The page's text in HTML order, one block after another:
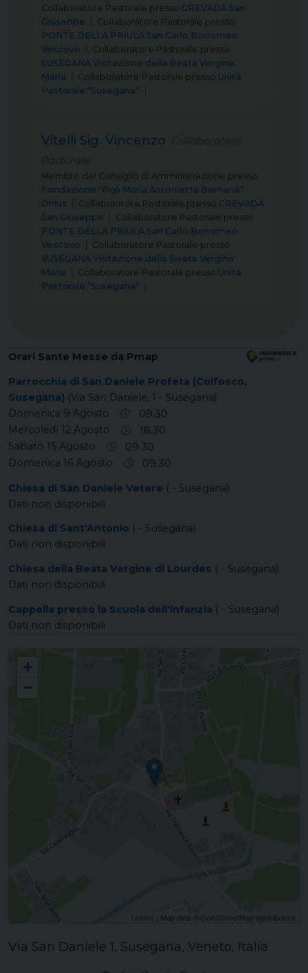
Collaboratore Pastorale presso CREVADA San
Giuseppe
Collaboratore Pastorale presso
PONTE DELLA PRIULA San Carlo Borromeo
Vescovo
Collaboratore Pastorale presso
SUSEGANA Visitazione della Beata Vergine
Maria
Collaboratore Pastorale presso Unità
Pastorale “Susegana”
Vitelli Sig. Vincenzo
Membro del Consiglio di Amministrazione presso
Fondazione “Figli Maria Antonietta Bernardi”
Onlus
Collaboratore Pastorale presso CREVADA
San Giuseppe
Collaboratore Pastorale presso
PONTE DELLA PRIULA San Carlo Borromeo
Vescovo
Collaboratore Pastorale presso
SUSEGANA Visitazione della Beata Vergine
Maria
Collaboratore Pastorale presso Unità
Pastorale “Susegana”
Orari Sante Messe da Pmap
Parrocchia di San Daniele Profeta (Colfosco,
Susegana) (Via San Daniele, 1 - Susegana)
Domenica 9 Agosto
09.30
Mercoledì 12 Agosto
18.30
Sabato 15 Agosto
09.30
Domenica 16 Agosto
09.30
Chiesa di San Daniele Vetere ( - Susegana)
Dati non disponibili
Chiesa di Sant'Antonio ( - Susegana)
Dati non disponibili
Chiesa della Beata Vergine di Lourdes ( - Susegana)
Dati non disponibili
Cappella presso la Scuola dell'infanzia ( - Susegana)
Dati non disponibili
+
−
Leaflet | Map data © OpenStreetMap contributors
Via San Daniele 1, Susegana, Veneto, Italia